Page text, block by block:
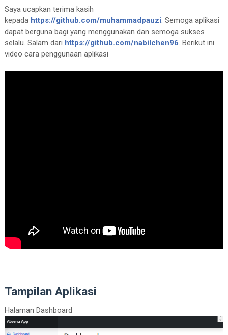
Saya ucapkan terima kasih
kepada https://github.com/muhammadpauzi . Semoga aplikasi
dapat berguna bagi yang menggunakan dan semoga sukses
selalu. Salam dari https://github.com/nabilchen96 . Berikut ini
video cara penggunaan aplikasi
Tampilan Aplikasi
Halaman Dashboard